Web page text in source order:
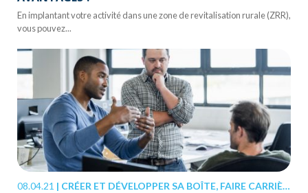
En implantant votre activité dans une zone de revitalisation rurale (ZRR),
vous pouvez...
08.04.21 | CRÉER ET DÉVELOPPER SA BOÎTE, FAIRE CARRIÈRE